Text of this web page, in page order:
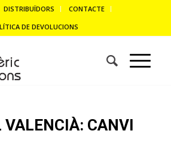
DISTRIBUÏDORS
CONTACTE
DE DEVOLUCIONS
VALENCIÀ: CANVI